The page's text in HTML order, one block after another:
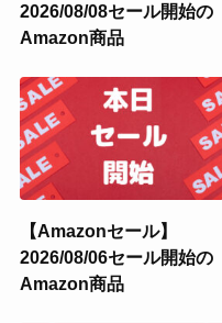
2026/08/08セール開始の
Amazon商品
【Amazonセール】
2026/08/06セール開始の
Amazon商品